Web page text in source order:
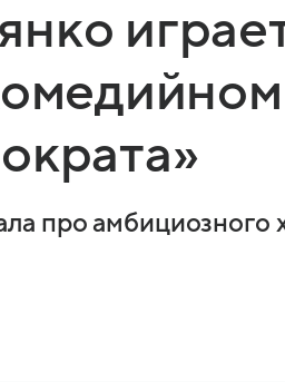
про амбициозного